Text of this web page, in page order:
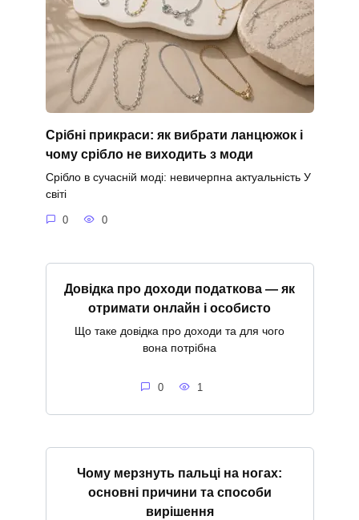
Срібні прикраси: як вибрати ланцюжок і
чому срібло не виходить з моди
Срібло в сучасній моді: невичерпна актуальність У
світі
0 0
Довідка про доходи податкова — як
отримати онлайн і особисто
Що таке довідка про доходи та для чого
вона потрібна
0 1
Чому мерзнуть пальці на ногах:
основні причини та способи
вирішення